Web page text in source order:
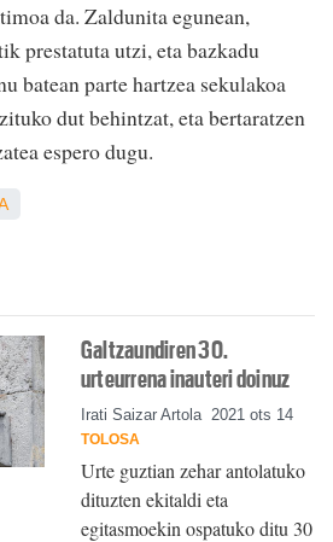
da. Zaldunita egunean,
prestatuta utzi, eta bazkadu
batean parte hartzea sekulakoa
dut behintzat, eta bertaratzen
espero dugu.
Galtzaundiren 30.
urteurrena inauteri doinuz
Irati Saizar Artola 2021 ots 14
TOLOSA
Urte guztian zehar antolatuko
dituzten ekitaldi eta
egitasmoekin ospatuko ditu 30